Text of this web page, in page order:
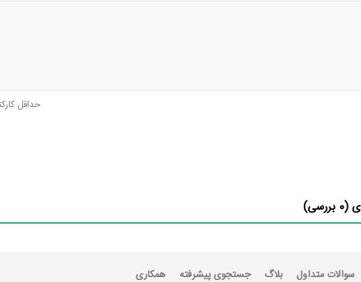
حداقل
(
0 بررسی)
سوالات متداول بلاگ جستجوی پیشرفته همکاری